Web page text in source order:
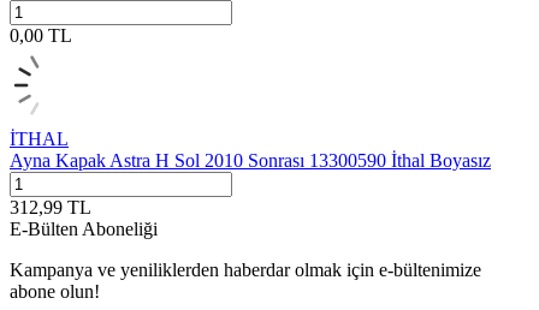
0,00 TL
İTHAL
Ayna Kapak Astra H Sol 2010 Sonrası 13300590 İthal Boyasız
312,99 TL
E-Bülten Aboneliği
Kampanya ve yeniliklerden haberdar olmak için e-bültenimize
abone olun!